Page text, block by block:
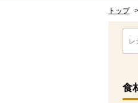
トップ >
ここ
食
消費
ここ